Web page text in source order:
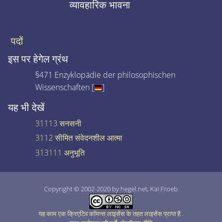
व्यावहारिक भावना
पदों
इस पर हेगेल ग्रंथ
§471 Enzyklopädie der philosophischen
Wissenschaften [
]
यह भी देखें
31113 सनसनी
3112 सीमित संवेदनशील आत्मा
313111 अनुभूति
Copyright © 2002-2020 by hegel.net, Kai Froeb
यह काम एक क्रिएटिव कॉमन्स लाइसेंस के तहत लाइसेंस प्राप्त है.